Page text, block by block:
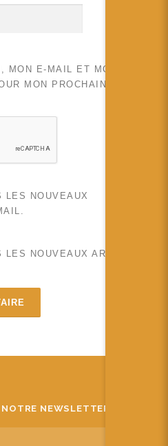
MON E-MAIL ET MON SITE
MON PROCHAIN
LES NOUVEAUX
NOUVEAUX ARTICLES
NEWSLETTER